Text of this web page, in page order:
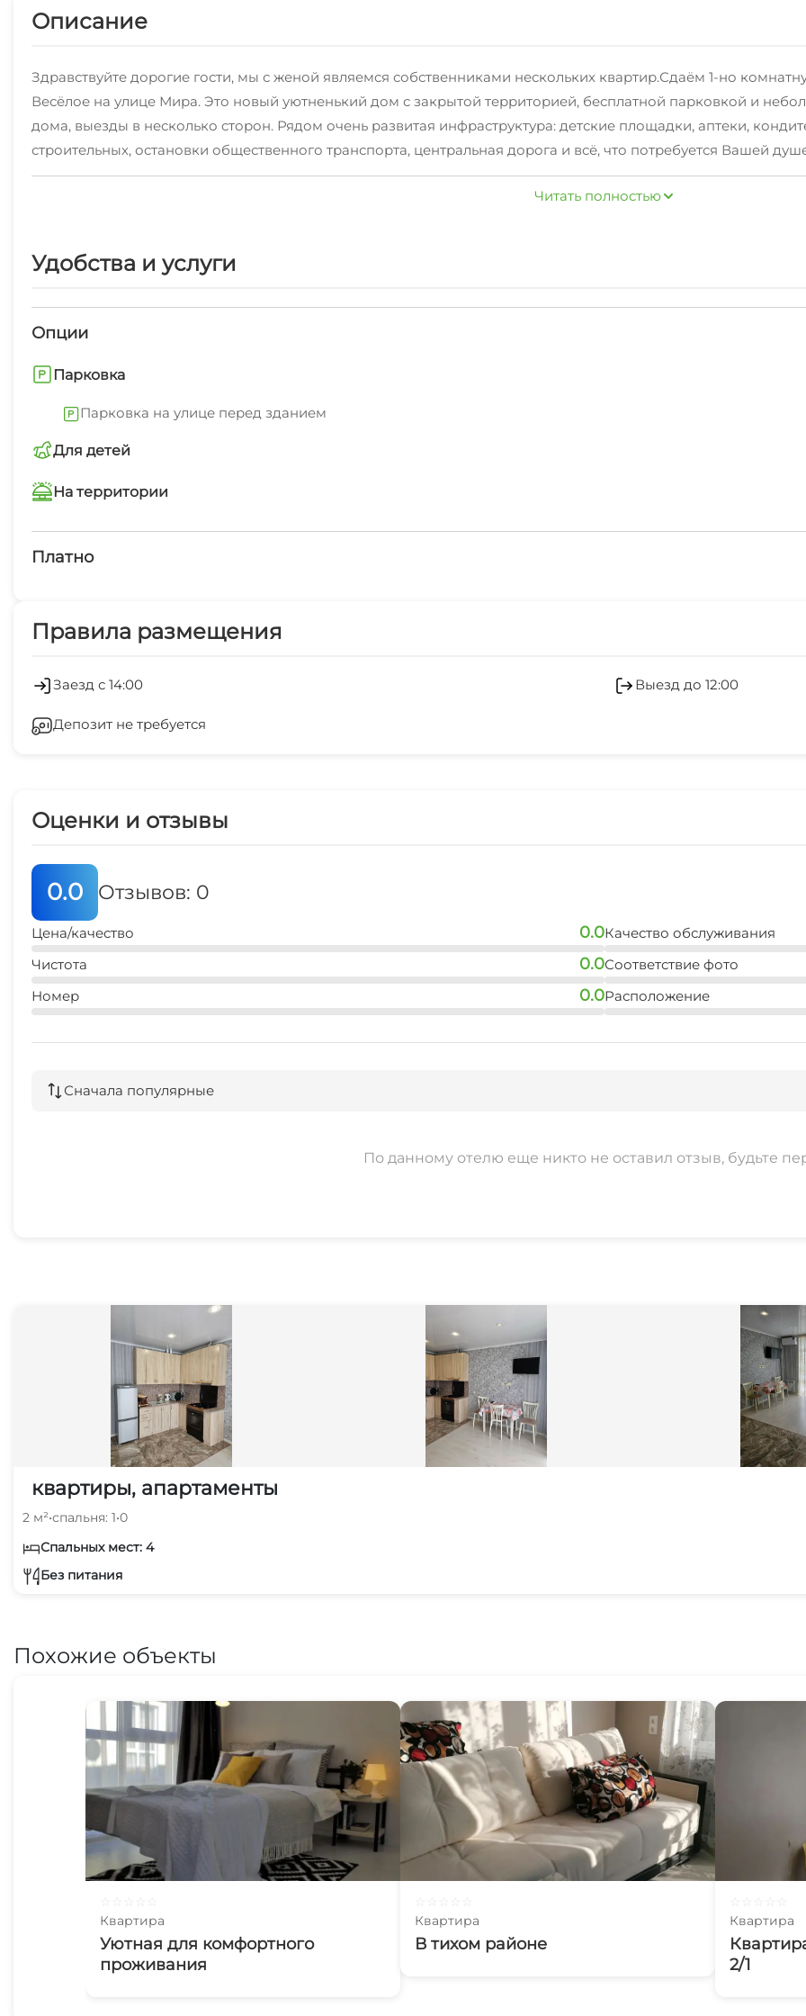
Описание
Здравствуйте дорогие гости, мы с женой являемся собственниками нескольких квартир.Сдаём 1-но
Весёлое на улице Мира. Это новый уютненький дом с закрытой территорией, бесплатной парковкой и
дома, выезды в несколько сторон. Рядом очень развитая инфраструктура: детские площадки, аптеки,
строительных, остановки общественного транспорта, центральная дорога и всё, что потребуется Вашей
парк.Квартира со свежим ремонтом и свежей мебелью. Есть отопление, кондиционирование и газ. В
человек: удобный раскладной 2-х местный диван + диван-кровать на 1 человека + раскладушка на 1
моря 10 минут на автомобиле, пляж считается лучшим в Сочи.До границы с Абхазией 10 минут пешком.До
капитальный ремонт «под евро» и кухня-столовая сдаётся на минимальный срок от 1 до 30 суток. Заезд после
Читать полностью
Удобства и услуги
Опции
Парковка
Парковка на улице перед зданием
Для детей
детская площадка
На территории
Теннисный корт
Платно
Холодильник
Правила размещения
Заезд с 14:00 Выезд до 12:00
Депозит не требуется
Оценки и отзывы
0.0 Отзывов: 0
Цена/качество 0.0
Чистота 0.0
Номер 0.0
Качество обслуживания
Соответствие фото
Расположение
Сначала популярные
По данному отелю еще никто не оставил отзыв, будьте
квартиры, апартаменты
2 м²•спальня: 1•0
Спальных мест: 4
Без питания
Похожие объекты
Квартира
Уютная для комфортного
проживания
Квартира
В тихом районе
Квартира
2/1